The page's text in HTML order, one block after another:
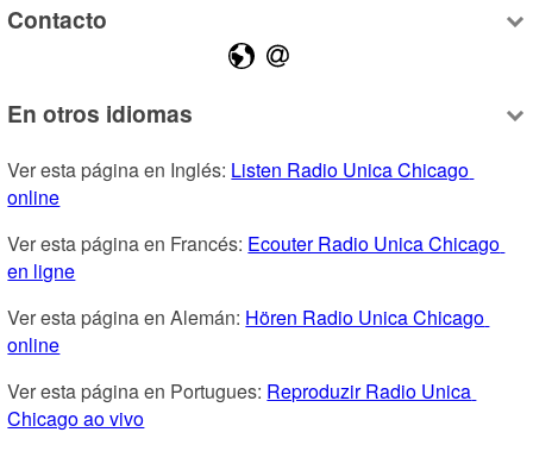
Contacto
En otros idiomas
Ver esta página en Inglés: Listen Radio Unica Chicago
online
Ver esta página en Francés: Ecouter Radio Unica Chicago
en ligne
Ver esta página en Alemán: Hören Radio Unica Chicago
online
Ver esta página en Portugues: Reproduzir Radio Unica
Chicago ao vivo